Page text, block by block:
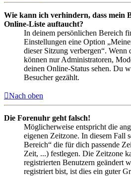
Wie kann ich verhindern, dass mein
Online-Liste auftaucht?
In deinem persönlichen Bereich
Einstellungen eine Option
dieser Sitzung verbergen“. Wenn
können nur Administratoren,
deinen Online-Status sehen. Du
Besucher gezählt.
Nach oben
Die Forenuhr geht falsch!
Möglicherweise entspricht die
eigenen Zeitzone. In diesem Fall
Bereich“ die für dich passende
Zeit, ...) festlegen. Die Zeitzone
registrierten Benutzern geändert
registriert bist, ist dies ein guter